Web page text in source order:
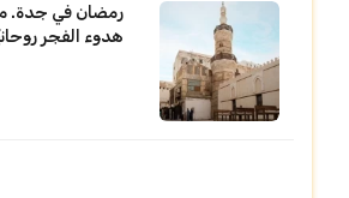
رمضان في جدة.
هدوء الفجر